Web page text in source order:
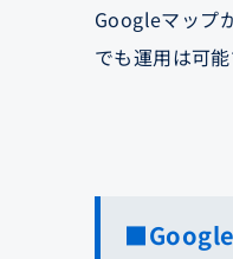
Googleマップ
でも運用は可
■Google